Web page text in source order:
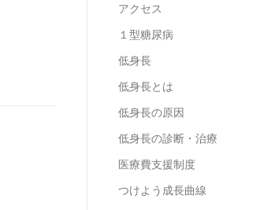
アクセス
１型糖尿病
低身長
低身長とは
低身長の原因
低身長の診断・治療
医療費支援制度
つけよう成長曲線